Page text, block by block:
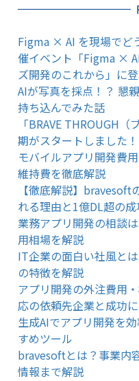
Figma × AI を現場でど
催イベント「Figma ×
ズ開発のこれから」に
AIが写真を採点！？ 懇
持ち込んでみた話
「BRAVE THROUGH
期がスタートしました！
モバイルアプリ開発費
維持費を徹底解説
【徹底解説】bravesoft
れる理由と1億DL超の成
業務アプリ開発の相談
用相場を解説
IT企業の面白い社風と
の特徴を解説
アプリ開発の外注費用
応の依頼先企業と成功
生成AIでアプリ開発を
すめツール
bravesoftとは？事業内
情報まで解説